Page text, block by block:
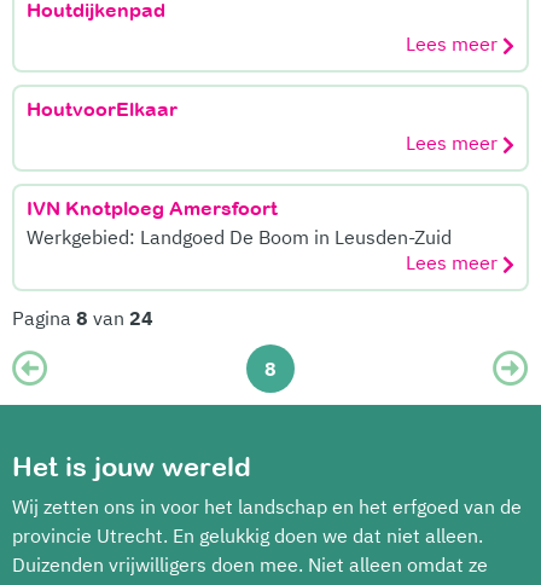
Houtdijkenpad
Lees meer
HoutvoorElkaar
Lees meer
IVN Knotploeg Amersfoort
Werkgebied: Landgoed De Boom in Leusden-Zuid
Lees meer
Pagina 8 van 24
8
Het is jouw wereld
Wij zetten ons in voor het landschap en het erfgoed van de
provincie Utrecht. En gelukkig doen we dat niet alleen.
Duizenden vrijwilligers doen mee. Niet alleen omdat ze